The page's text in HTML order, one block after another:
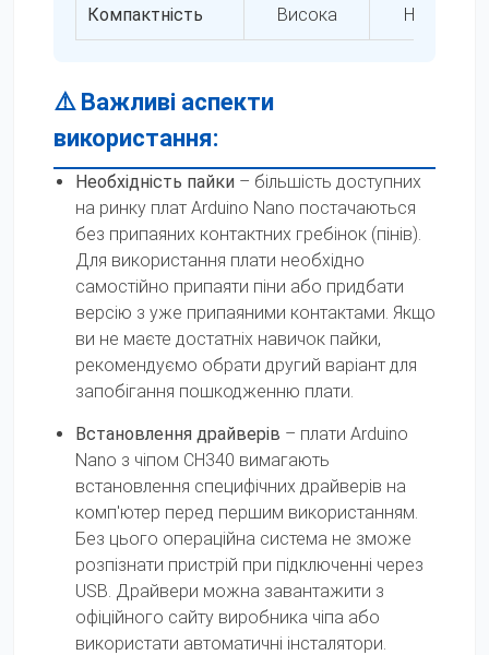
Компактність Висока Низька
⚠️ Важливі аспекти
використання:
Необхідність пайки – більшість доступних
на ринку плат Arduino Nano постачаються
без припаяних контактних гребінок (пінів).
Для використання плати необхідно
самостійно припаяти піни або придбати
версію з уже припаяними контактами. Якщо
ви не маєте достатніх навичок пайки,
рекомендуємо обрати другий варіант для
запобігання пошкодженню плати.
Встановлення драйверів – плати Arduino
Nano з чіпом CH340 вимагають
встановлення специфічних драйверів на
комп'ютер перед першим використанням.
Без цього операційна система не зможе
розпізнати пристрій при підключенні через
USB. Драйвери можна завантажити з
офіційного сайту виробника чіпа або
використати автоматичні інсталятори.